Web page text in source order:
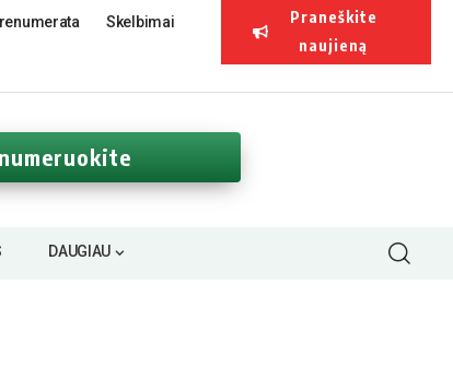
Skelbimai
Praneškite
naujieną
DAUGIAU